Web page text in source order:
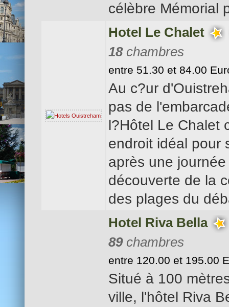
célèbre Mémorial
Hotel Le Chalet
18chambres
entre 51.30 et 84.00
Au c?ur
pas de
l?Hôtel Le Chalet
endroit idéal pour
après une
découverte de la
des plages du
Hotel Riva Bella
89chambres
entre 120.00 et 195.00
Situé à 100
ville, l'hôtel Riva